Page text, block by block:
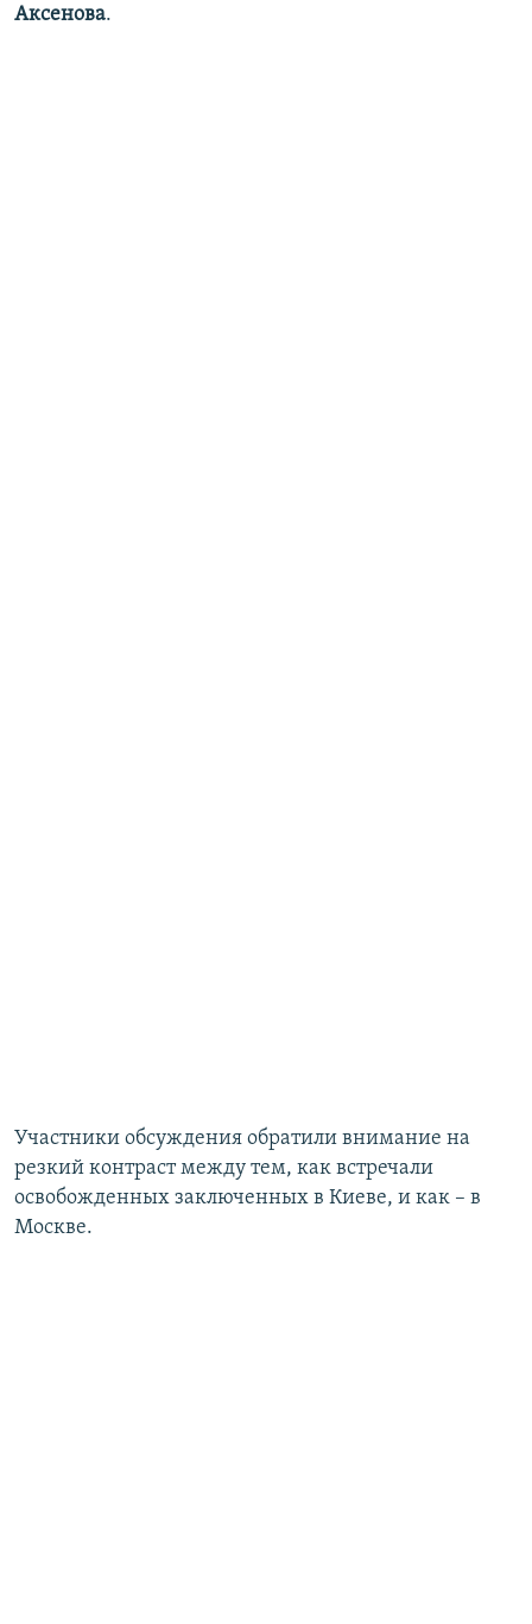
Аксенова.
Участники обсуждения обратили внимание на
резкий контраст между тем, как встречали
освобожденных заключенных в Киеве, и как – в
Москве.